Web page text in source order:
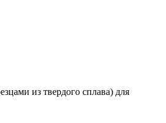
из твердого сплава) для